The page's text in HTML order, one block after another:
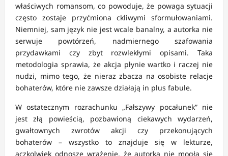
właściwych romansom, co powoduje, że powaga sytuacji
często zostaje przyćmiona ckliwymi sformułowaniami.
Niemniej, sam język nie jest wcale banalny, a autorka nie
serwuje powtórzeń, nadmiernego szafowania
przydawkami czy zbyt rozwlekłymi opisami. Taka
metodologia sprawia, że akcja płynie wartko i raczej nie
nudzi, mimo tego, że nieraz zbacza na osobiste relacje
bohaterów, które nie zawsze działają in plus fabule.
W ostatecznym rozrachunku „Fałszywy pocałunek” nie
jest złą powieścią, pozbawioną ciekawych wydarzeń,
gwałtownych zwrotów akcji czy przekonujących
bohaterów – wszystko to znajduje się w lekturze,
aczkolwiek odnoszę wrażenie, że autorka nie mogła się